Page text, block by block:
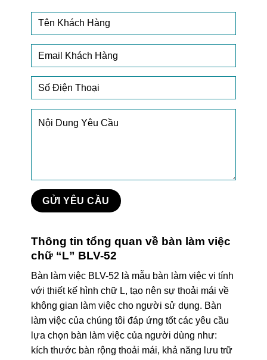
Thông tin tổng quan về bàn làm việc
chữ “L” BLV-52
Bàn làm việc BLV-52 là mẫu bàn làm việc vi tính
với thiết kế hình chữ L, tạo nên sự thoải mái về
không gian làm việc cho người sử dụng. Bàn
làm việc của chúng tôi đáp ứng tốt các yêu cầu
lựa chọn bàn làm việc của người dùng như:
kích thước bàn rộng thoải mái, khả năng lưu trữ